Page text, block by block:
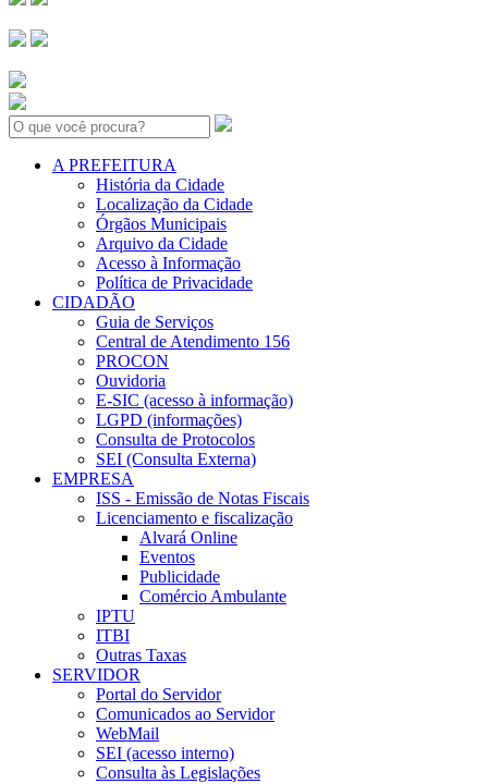
Search:
A PREFEITURA
História da Cidade
Localização da Cidade
Órgãos Municipais
Arquivo da Cidade
Acesso à Informação
Política de Privacidade
CIDADÃO
Guia de Serviços
Central de Atendimento 156
PROCON
Ouvidoria
E-SIC (acesso à informação)
LGPD (informações)
Consulta de Protocolos
SEI (Consulta Externa)
EMPRESA
ISS - Emissão de Notas Fiscais
Licenciamento e fiscalização
Alvará Online
Eventos
Publicidade
Comércio Ambulante
IPTU
ITBI
Outras Taxas
SERVIDOR
Portal do Servidor
Comunicados ao Servidor
WebMail
SEI (acesso interno)
Consulta às Legislações